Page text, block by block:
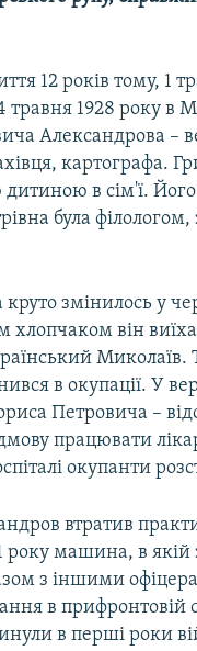
12 років тому, 1
травня 1928 року в
Александрова –
картографа.
в сім'ї.
була філологом,
змінилось у
хлопчаком він
Миколаїв.
в окупації. У
Петровича –
працювати
окупанти
втратив
року машина, в якій
з іншими
в прифронтовій
в перші роки